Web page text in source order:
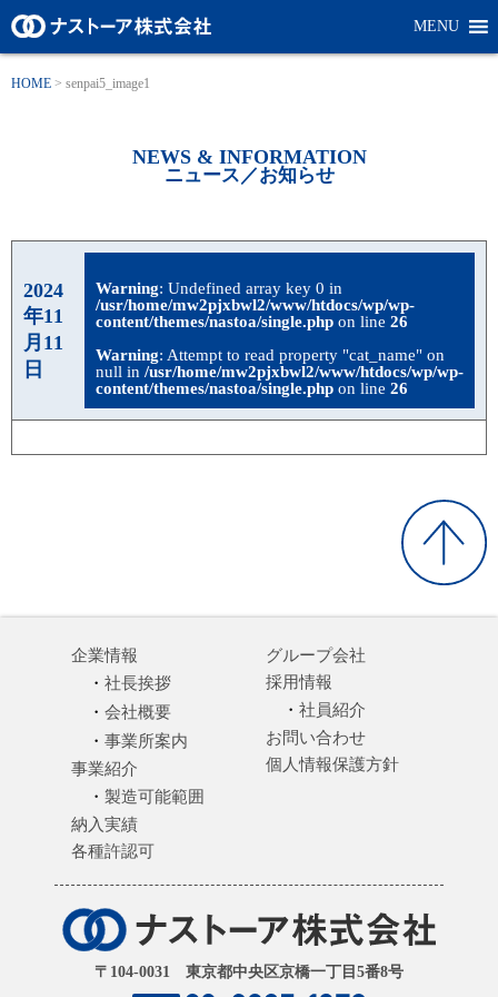
MENU
HOME > senpai5_image1
NEWS & INFORMATION
ニュース／お知らせ
2024
年11
月11
日
Warning: Undefined array key 0 in
/usr/home/mw2pjxbwl2/www/htdocs/wp/wp-
content/themes/nastoa/single.phpon line 26
Warning: Attempt to read property "cat_name" on
null in /usr/home/mw2pjxbwl2/www/htdocs/wp/wp-
content/themes/nastoa/single.phpon line 26
〒104-0031 東京都中央区京橋一丁目5番8号
企業情報
社長挨拶
会社概要
事業所案内
事業紹介
製造可能範囲
納入実績
各種許認可
グループ会社
採用情報
社員紹介
お問い合わせ
個人情報保護方針